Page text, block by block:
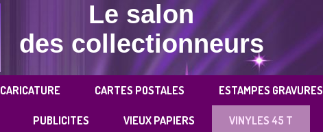
Le salon
des collectionneurs
CARICATURE CARTES POSTALES ESTAMPES GRAVURES
PUBLICITES VIEUX PAPIERS VINYLES 45 T